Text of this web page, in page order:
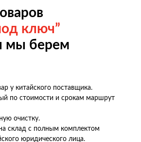
ключ”
мы берем
у китайского поставщика.
по стоимости и срокам маршрут
очистку.
склад с полным комплектом
юридического лица.